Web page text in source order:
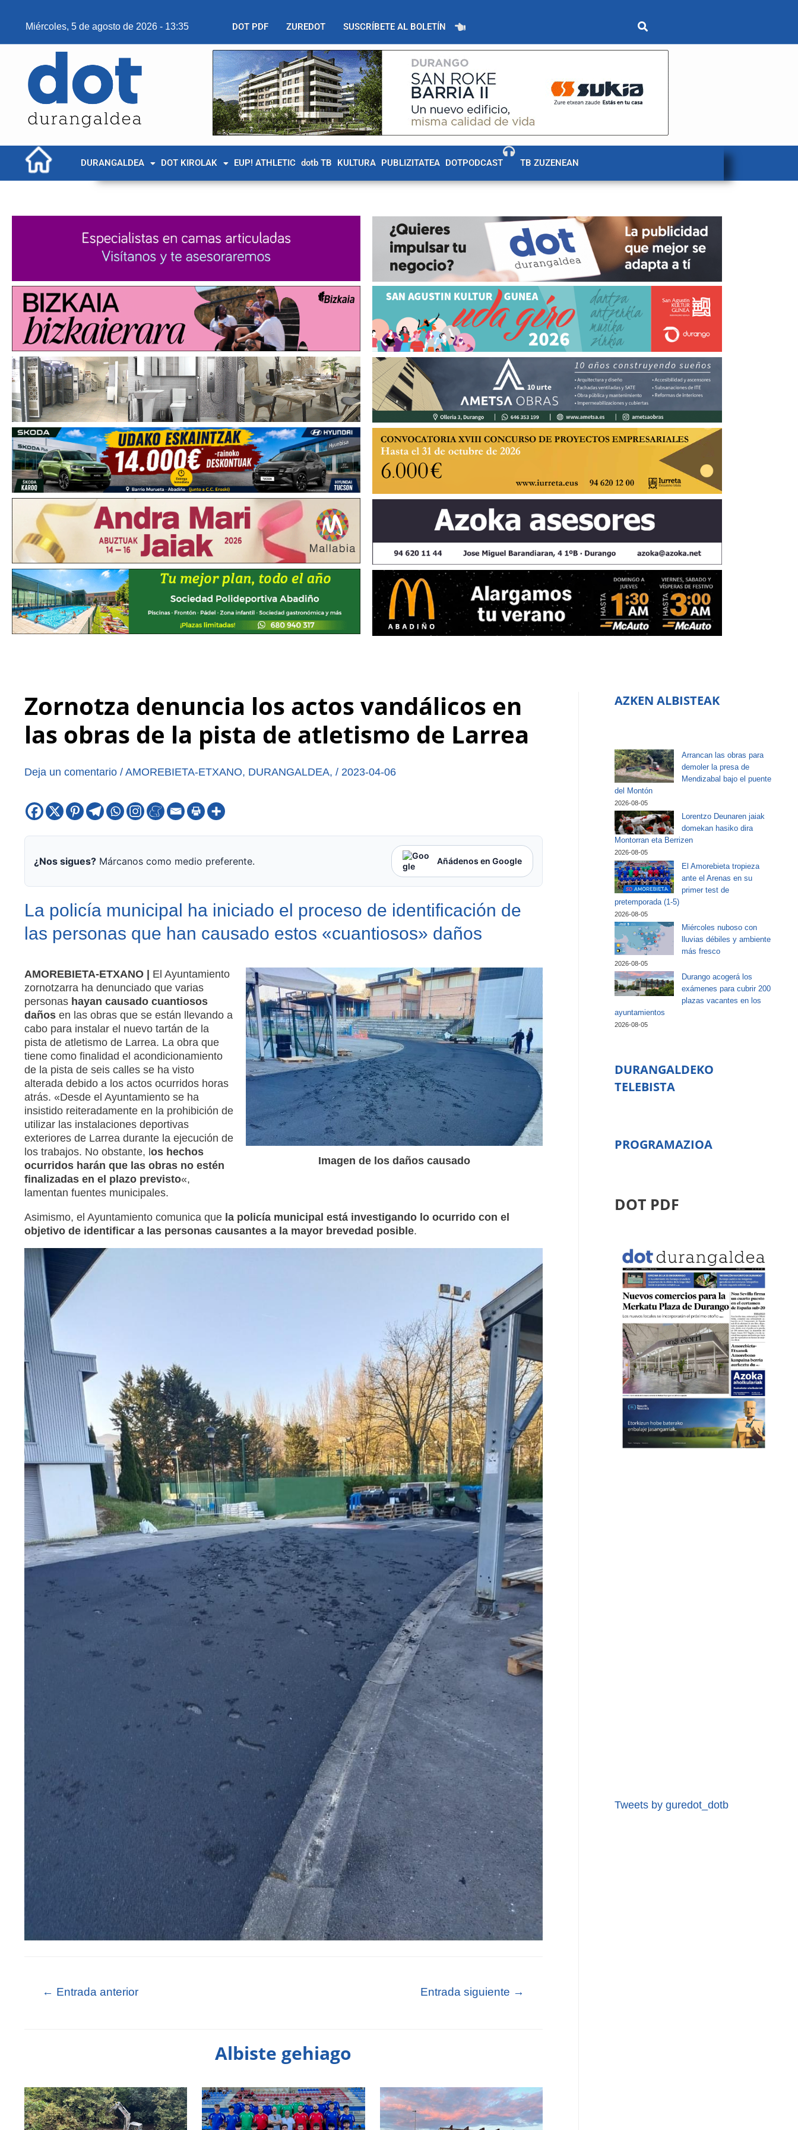
Miércoles, 5 de agosto de 2026 - 13:35 DOT PDF ZUREDOT SUSCRÍBETE AL BOLETÍN
DURANGALDEA DOT KIROLAK EUP! ATHLETIC dotb TB KULTURA PUBLIZITATEA DOTPODCAST TB ZUZENEAN
Zornotza denuncia los actos vandálicos en
las obras de la pista de atletismo de Larrea
Deja un comentario / AMOREBIETA-ETXANO, DURANGALDEA, / 2023-04-06
¿Nos sigues?Márcanos como medio preferente. Añádenos en Google
La policía municipal ha iniciado el proceso de identificación de
las personas que han causado estos «cuantiosos» daños
Imagen de los daños causado
AMOREBIETA-ETXANO | El Ayuntamiento
zornotzarra ha denunciado que varias
personas hayan causado cuantiosos
dañosen las obras que se están llevando a
cabo para instalar el nuevo tartán de la
pista de atletismo de Larrea. La obra que
tiene como finalidad el acondicionamiento
de la pista de seis calles se ha visto
alterada debido a los actos ocurridos horas
atrás. «Desde el Ayuntamiento se ha
insistido reiteradamente en la prohibición de
utilizar las instalaciones deportivas
exteriores de Larrea durante la ejecución de
los trabajos. No obstante, los hechos
ocurridos harán que las obras no estén
finalizadas en el plazo previsto«,
lamentan fuentes municipales.
Asimismo, el Ayuntamiento comunica que la policía municipal está investigando lo ocurrido con el
objetivo de identificar a las personas causantes a la mayor brevedad posible.
← Entrada anterior Entrada siguiente →
Albiste gehiago
AZKEN ALBISTEAK
Arrancan las obras para
demoler la presa de
Mendizabal bajo el puente
del Montón
2026-08-05
Lorentzo Deunaren jaiak
domekan hasiko dira
Montorran eta Berrizen
2026-08-05
El Amorebieta tropieza
ante el Arenas en su
primer test de
pretemporada (1-5)
2026-08-05
Miércoles nuboso con
lluvias débiles y ambiente
más fresco
2026-08-05
Durango acogerá los
exámenes para cubrir 200
plazas vacantes en los
ayuntamientos
2026-08-05
DURANGALDEKO
TELEBISTA
PROGRAMAZIOA
DOT PDF
Tweets by guredot_dotb